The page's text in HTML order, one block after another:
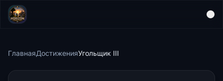
ГлавнаяДостиженияУгольщик III